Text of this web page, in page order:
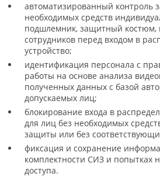
автоматизированный контроль
необходимых средств
подшлемник, защитный костюм,
сотрудников перед входом в
устройство;
идентификация персонала с
работы на основе анализа
полученных данных с базой
допускаемых лиц;
блокирование входа в
для лиц без необходимых
защиты или без
фиксация и сохранение
комплектности СИЗ и попытках
доступа.